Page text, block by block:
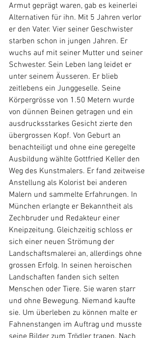
Armut geprägt waren, gab es keinerlei
Alternativen für ihn. Mit 5 Jahren verlor
er den Vater. Vier seiner Geschwister
starben schon in jungen Jahren. Er
wuchs auf mit seiner Mutter und seiner
Schwester. Sein Leben lang leidet er
unter seinem Äusseren. Er blieb
zeitlebens ein Junggeselle. Seine
Körpergrösse von 1.50 Metern wurde
von dünnen Beinen getragen und ein
ausdrucksstarkes Gesicht zierte den
übergrossen Kopf. Von Geburt an
benachteiligt und ohne eine geregelte
Ausbildung wählte Gottfried Keller den
Weg des Kunstmalers. Er fand zeitweise
Anstellung als Kolorist bei anderen
Malern und sammelte Erfahrungen. In
München erlangte er Bekanntheit als
Zechbruder und Redakteur einer
Kneipzeitung. Gleichzeitig schloss er
sich einer neuen Strömung der
Landschaftsmalerei an, allerdings ohne
grossen Erfolg. In seinen heroischen
Landschaften fanden sich selten
Menschen oder Tiere. Sie waren starr
und ohne Bewegung. Niemand kaufte
sie. Um überleben zu können malte er
Fahnenstangen im Auftrag und musste